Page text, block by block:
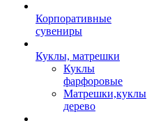
Корпоративные
сувениры
Куклы, матрешки
Куклы
фарфоровые
Матрешки,куклы
дерево